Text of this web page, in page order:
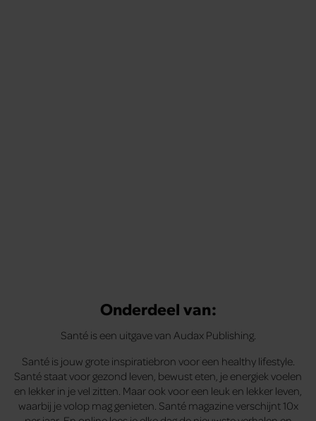
Onderdeel van:
Santé is een uitgave van Audax Publishing.
Santé is jouw grote inspiratiebron voor een healthy lifestyle.
Santé staat voor gezond leven, bewust eten, je energiek voelen
en lekker in je vel zitten. Maar ook voor een leuk en lekker leven,
waarbij je volop mag genieten. Santé magazine verschijnt 10x